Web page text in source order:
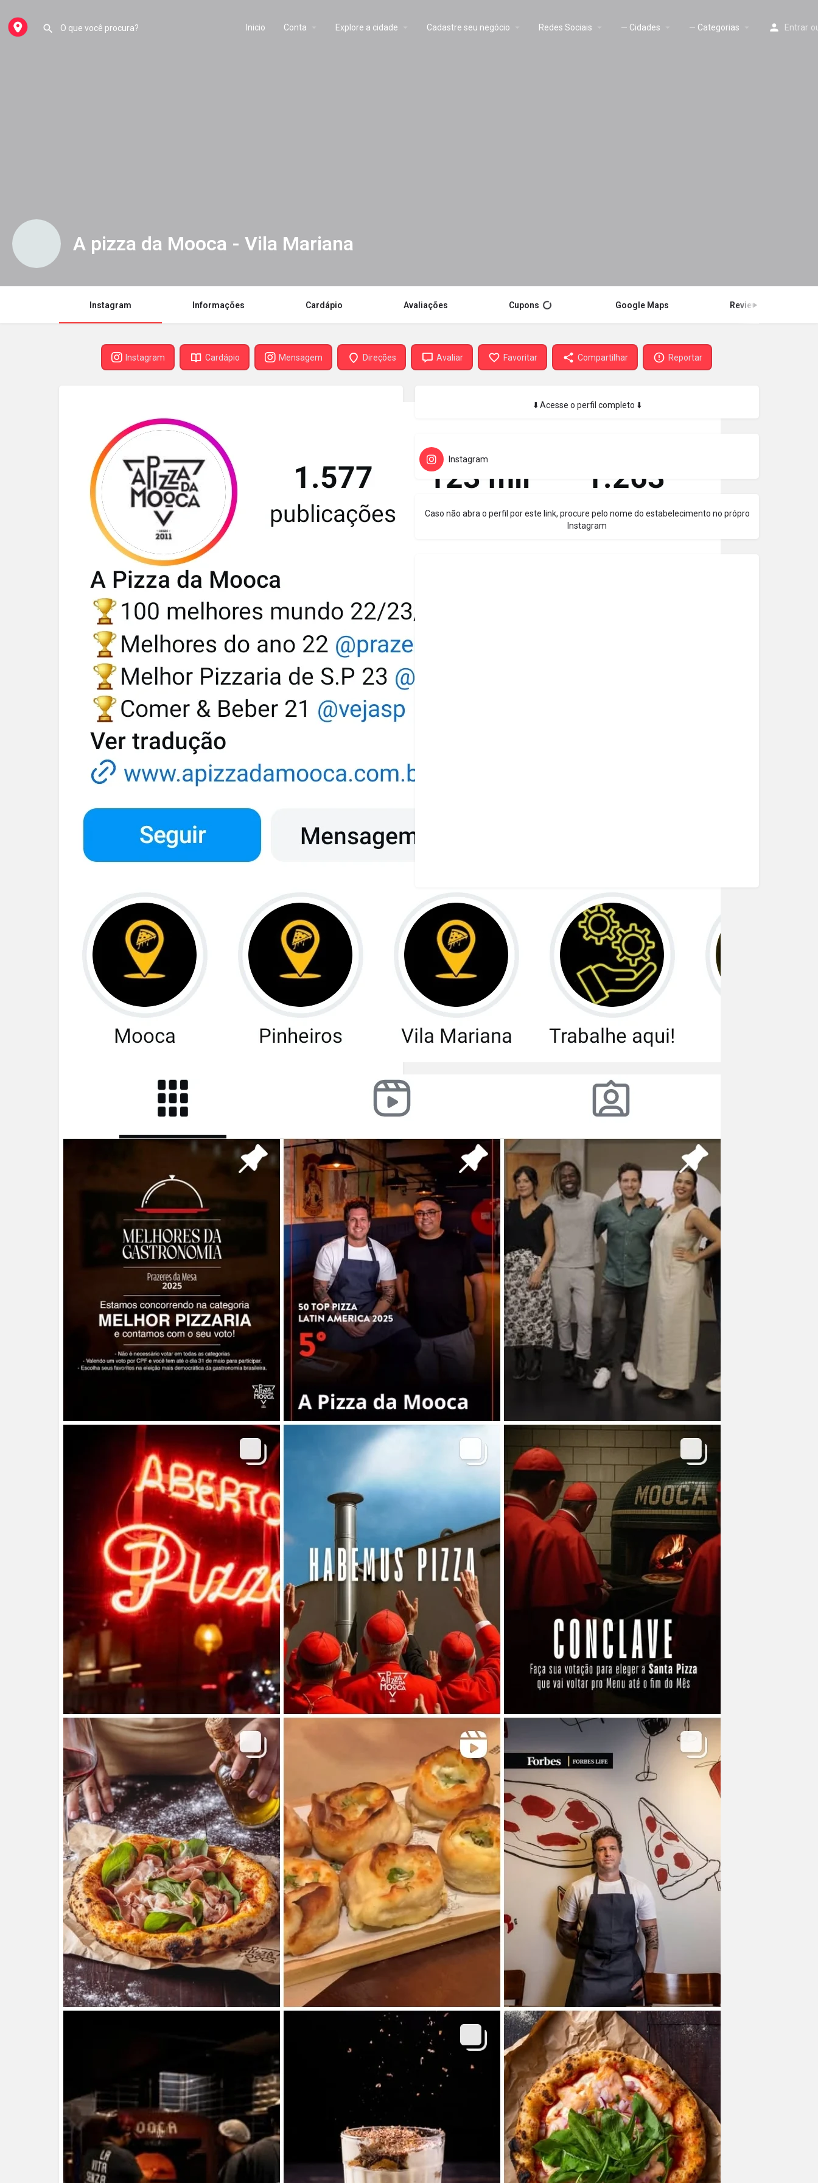
Inicio Conta Explore a cidade Cadastre seu negócio Redes Sociais — Cidades — Categorias Entrar
A pizza da Mooca - Vila Mariana
Instagram Informações Cardápio Avaliações Cupons Google Maps Review
Instagram Cardápio Mensagem Direções Avaliar Favoritar Compartilhar Reportar
⬇️ Acesse o perfil completo ⬇️
Instagram
Caso não abra o perfil por este link, procure pelo nome do estabelecimento no própro
Instagram